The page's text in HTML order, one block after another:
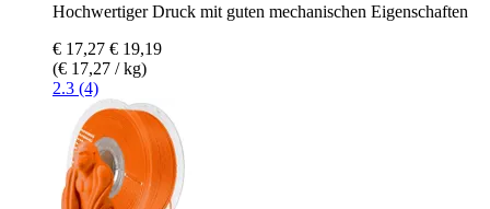
Hochwertiger Druck mit guten mechanischen Eigenschaften
€ 17,27 € 19,19
(€ 17,27 / kg)
2.3 (4)